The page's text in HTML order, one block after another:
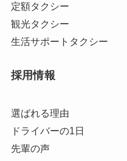
定額タクシー
観光タクシー
生活サポートタクシー
採用情報
選ばれる理由
ドライバーの1日
先輩の声